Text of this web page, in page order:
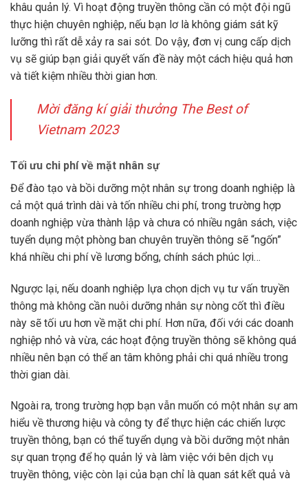
khâu quản lý. Vì hoạt động truyền thông cần có một đội ngũ
thực hiện chuyên nghiệp, nếu bạn lơ là không giám sát kỹ
lưỡng thì rất dễ xảy ra sai sót. Do vậy, đơn vị cung cấp dịch
vụ sẽ giúp bạn giải quyết vấn đề này một cách hiệu quả hơn
và tiết kiệm nhiều thời gian hơn.
Mời đăng kí giải thưởng The Best of
Vietnam 2023
Tối ưu chi phí về mặt nhân sự
Để đào tạo và bồi dưỡng một nhân sự trong doanh nghiệp là
cả một quá trình dài và tốn nhiều chi phí, trong trường hợp
doanh nghiệp vừa thành lập và chưa có nhiều ngân sách, việc
tuyển dụng một phòng ban chuyên truyền thông sẽ “ngốn”
khá nhiều chi phí về lương bổng, chính sách phúc lợi…
Ngược lại, nếu doanh nghiệp lựa chọn dịch vụ tư vấn truyền
thông mà không cần nuôi dưỡng nhân sự nòng cốt thì điều
này sẽ tối ưu hơn về mặt chi phí. Hơn nữa, đối với các doanh
nghiệp nhỏ và vừa, các hoạt động truyền thông sẽ không quá
nhiều nên bạn có thể an tâm không phải chi quá nhiều trong
thời gian dài.
Ngoài ra, trong trường hợp bạn vẫn muốn có một nhân sự am
hiểu về thương hiệu và công ty để thực hiện các chiến lược
truyền thông, bạn có thể tuyển dụng và bồi dưỡng một nhân
sự quan trọng để họ quản lý và làm việc với bên dịch vụ
truyền thông, việc còn lại của bạn chỉ là quan sát kết quả và